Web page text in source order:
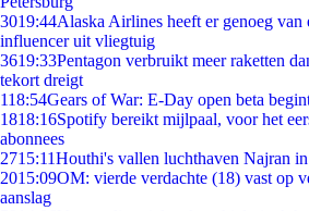
3019:44Alaska Airlines heeft er genoeg van
influencer uit vliegtuig
3619:33Pentagon verbruikt meer raketten
tekort dreigt
118:54Gears of War: E-Day open beta
1818:16Spotify bereikt mijlpaal, voor het
abonnees
2715:11Houthi's vallen luchthaven Najran
2015:09OM: vierde verdachte (18) vast op
aanslag